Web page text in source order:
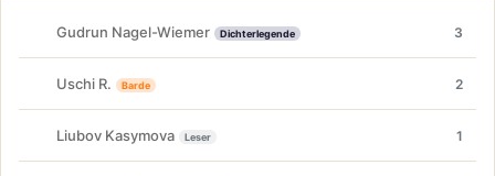
Gudrun Nagel-Wiemer Dichterlegende 3
Uschi R. Barde 2
Liubov Kasymova Leser 1